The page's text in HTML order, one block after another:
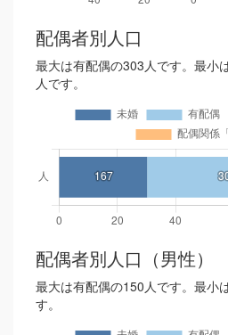
配偶者別人口
最大は有配偶の303人です。最小
人です。
配偶者別人口（男性）
最大は有配偶の150人です。最小
す。